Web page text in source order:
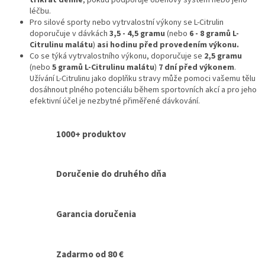
léčbu.
Pro silové sporty nebo vytrvalostní výkony se L-Citrulin
doporučuje v dávkách 3,5 - 4,5 gramu (nebo 6 - 8 gramů L-
Citrulinu malátu) asi hodinu před provedením výkonu.
Co se týká vytrvalostního výkonu, doporučuje se 2,5 gramu
(nebo 5 gramů L-Citrulinu malátu) 7 dní před výkonem.
Užívání L-Citrulinu jako doplňku stravy může pomoci vašemu tělu
dosáhnout plného potenciálu během sportovních akcí a pro jeho
efektivní účel je nezbytné přiměřené dávkování.
1000+ produktov
Doručenie do druhého dňa
Garancia doručenia
Zadarmo od 80 €